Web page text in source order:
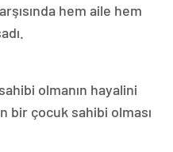
hem aile hem
olmanın hayalini
bir çocuk sahibi olması